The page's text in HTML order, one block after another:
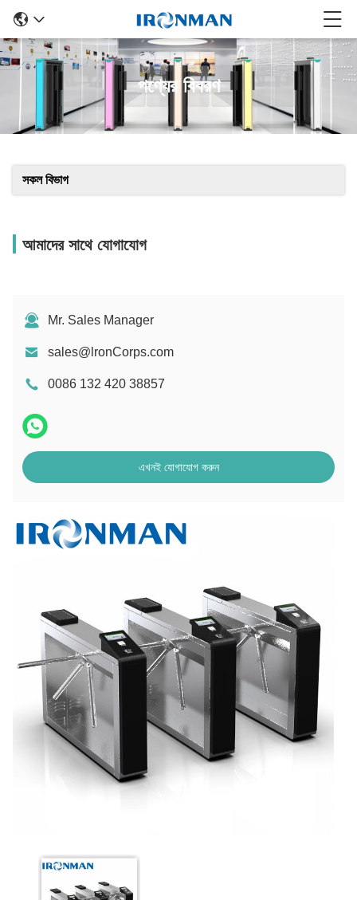
পণ্যের বিবরণ
সকল বিভাগ
আমাদের সাথে যোগাযোগ
Mr. Sales Manager
sales@lronCorps.com
0086 132 420 38857
এখনই যোগাযোগ করুন